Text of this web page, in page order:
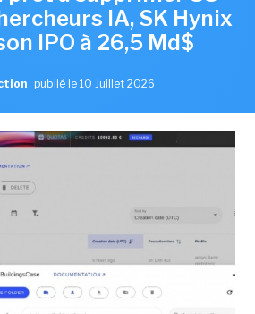
IA, SK Hynix
IPO à 26,5 Md$
, publié le 10 Juillet 2026